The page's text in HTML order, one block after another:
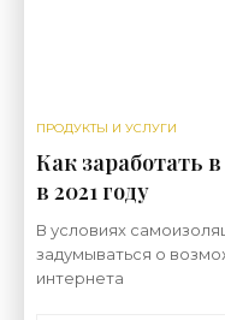
ПРОДУКТЫ И УСЛУГИ
Как заработать
в 2021 году
В условиях
задумываться о
интернета